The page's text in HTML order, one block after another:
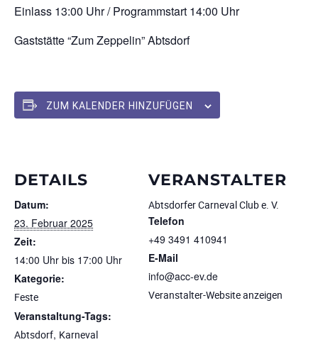
Einlass 13:00 Uhr / Programmstart 14:00 Uhr
Gaststätte “Zum Zeppelin” Abtsdorf
ZUM KALENDER HINZUFÜGEN
DETAILS
Datum:
23. Februar 2025
Zeit:
14:00 Uhr bis 17:00 Uhr
Kategorie:
Feste
Veranstaltung-Tags:
Abtsdorf, Karneval
VERANSTALTER
Abtsdorfer Carneval Club e. V.
Telefon
+49 3491 410941
E-Mail
info@acc-ev.de
Veranstalter-Website anzeigen